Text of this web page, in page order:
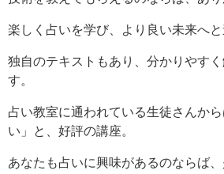
楽しく占いを学び、より良い未来へと
独自のテキストもあり、分かりやす
す。
占い教室に通われている生徒さんか
い」と、好評の講座。
あなたも占いに興味があるのならば